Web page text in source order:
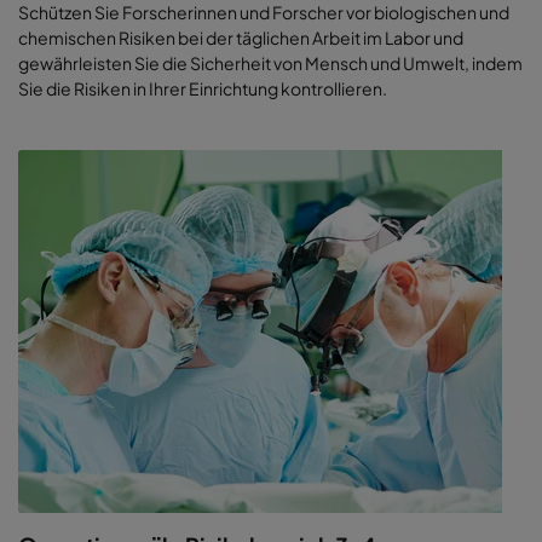
Schützen Sie Forscherinnen und Forscher vor biologischen und
chemischen Risiken bei der täglichen Arbeit im Labor und
gewährleisten Sie die Sicherheit von Mensch und Umwelt, indem
Sie die Risiken in Ihrer Einrichtung kontrollieren.